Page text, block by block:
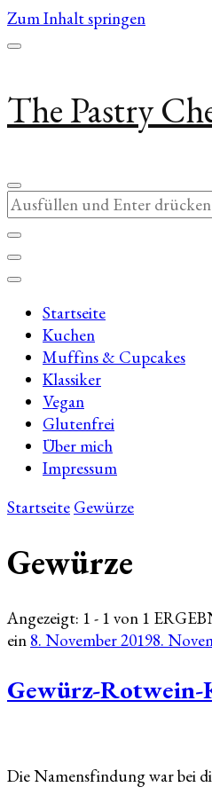
Zum Inhalt springen
The Pastry
Suchst
du
nach
etwas?
Startseite
Kuchen
Muffins & Cupcakes
Klassiker
Vegan
Glutenfrei
Über mich
Impressum
Startseite Gewürze
Gewürze
Angezeigt: 1 - 1 von 1
ein 8. November 20198.
Gewürz-Rotwein-
Die Namensfindung war bei